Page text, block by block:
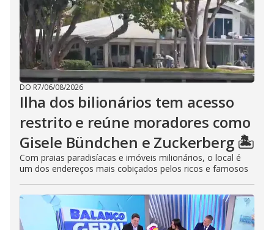
DO R7/06/08/2026
Ilha dos bilionários tem acesso
restrito e reúne moradores como
Gisele Bündchen e Zuckerberg 🏝️
Com praias paradisíacas e imóveis milionários, o local é
um dos endereços mais cobiçados pelos ricos e famosos